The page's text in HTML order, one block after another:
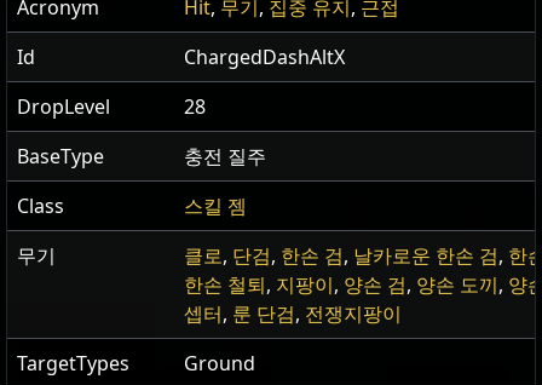
Acronym
Hit, 무기, 집중 유지, 근접
Id
ChargedDashAltX
DropLevel
28
BaseType
충전 질주
Class
스킬 젬
무기
클로, 단검, 한손 검, 날카로운 한손 검, 한
한손 철퇴, 지팡이, 양손 검, 양손 도끼, 양
셉터, 룬 단검, 전쟁지팡이
TargetTypes
Ground